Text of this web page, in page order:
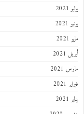
يوليو 2021
يونيو 2021
مايو 2021
أبريل 2021
مارس 2021
فبراير 2021
يناير 2021